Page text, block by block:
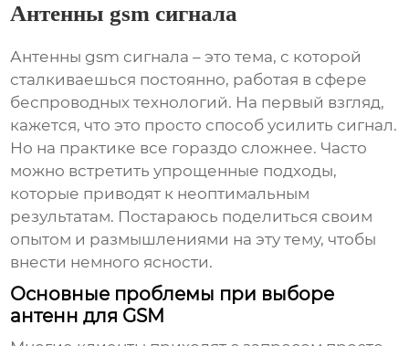
Антенны gsm сигнала
Антенны gsm сигнала – это тема, с которой
сталкиваешься постоянно, работая в сфере
беспроводных технологий. На первый взгляд,
кажется, что это просто способ усилить сигнал.
Но на практике все гораздо сложнее. Часто
можно встретить упрощенные подходы,
которые приводят к неоптимальным
результатам. Постараюсь поделиться своим
опытом и размышлениями на эту тему, чтобы
внести немного ясности.
Основные проблемы при выборе
антенн для GSM